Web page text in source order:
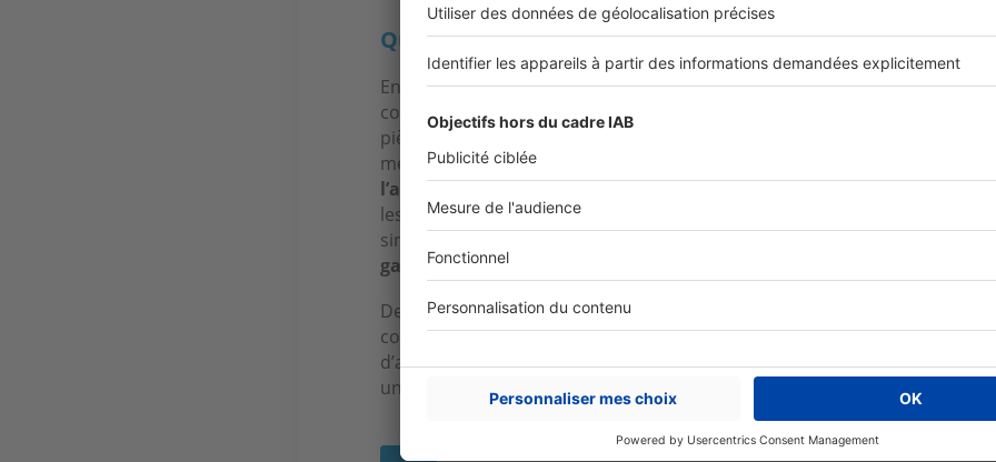
Quelles déclarations après la construction de la
Enfin, n’oubliez pas d’effectuer des déclarations importantes à l’issue de
construction de votre véranda. En l’occurrence, cet espace constitue une
pièce à vivre, que vous allez aménager et dans laquelle vous allez
meubles et des objets. À ce titre, il est nécessaire de
l’aménagement de la véranda à l’assurance habitation. Vous pourrez
les risques qui impacteraient ce nouvel espace, et obtenir une
sinistre. Dans le cas d’une véranda qui comporte des parties vitrées
garantie bris de glace
De plus, la véranda vient agrandir la superficie de votre propriété, ce qui
conséquences fiscales, notamment sur la taxe foncière, mais également
d’aménagement. Pensez àdéclarer la véranda à l’administration
un redressement dans le futur.